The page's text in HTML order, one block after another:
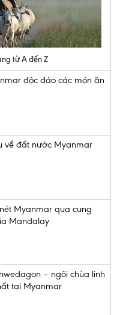
từ A đến Z
độc đáo các món ăn
về đất nước Myanmar
Myanmar qua cung
Mandalay
– ngôi chùa linh
tại Myanmar